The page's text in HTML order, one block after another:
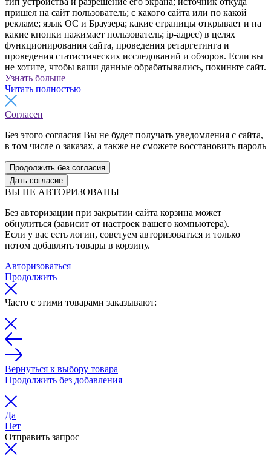
пришел на сайт пользователь; с какого сайта или по какой
рекламе; язык ОС и Браузера; какие страницы открывает и на
какие кнопки нажимает пользователь; ip-адрес) в целях
функционирования сайта, проведения ретаргетинга и
проведения статистических исследований и обзоров. Если вы
не хотите, чтобы ваши данные обрабатывались, покиньте сайт.
Узнать больше
Читать полностью
Согласен
Без этого согласия Вы не будет получать уведомления с сайта,
в том числе о заказах, а также не сможете восстановить пароль
Продолжить без согласия
Дать согласие
ВЫ НЕ АВТОРИЗОВАНЫ
Без авторизации при закрытии сайта корзина может
обнулиться (зависит от настроек вашего компьютера).
Если у вас есть логин, советуем авторизоваться и только
потом добавлять товары в корзину.
Авторизоваться
Продолжить
Часто с этими товарами заказывают:
Вернуться к выбору товара
Продолжить без добавления
Да
Нет
Отправить запрос